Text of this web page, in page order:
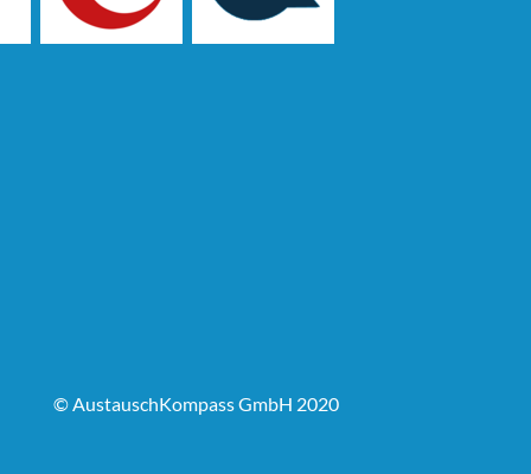
© AustauschKompass GmbH 2020